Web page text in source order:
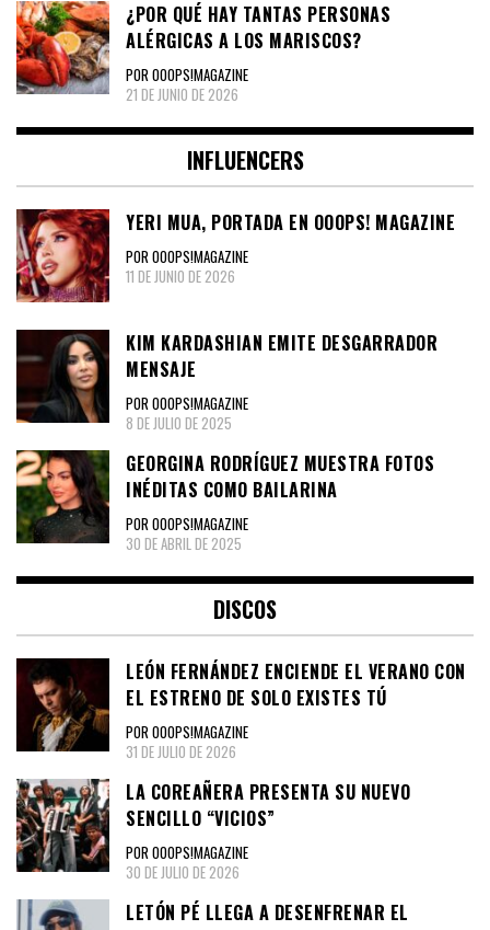
¿POR QUÉ HAY TANTAS PERSONAS
ALÉRGICAS A LOS MARISCOS?
POR OOOPS!MAGAZINE
21 DE JUNIO DE 2026
INFLUENCERS
YERI MUA, PORTADA EN OOOPS! MAGAZINE
POR OOOPS!MAGAZINE
11 DE JUNIO DE 2026
KIM KARDASHIAN EMITE DESGARRADOR
MENSAJE
POR OOOPS!MAGAZINE
8 DE JULIO DE 2025
GEORGINA RODRÍGUEZ MUESTRA FOTOS
INÉDITAS COMO BAILARINA
POR OOOPS!MAGAZINE
30 DE ABRIL DE 2025
DISCOS
LEÓN FERNÁNDEZ ENCIENDE EL VERANO CON
EL ESTRENO DE SOLO EXISTES TÚ
POR OOOPS!MAGAZINE
31 DE JULIO DE 2026
LA COREAÑERA PRESENTA SU NUEVO
SENCILLO “VICIOS”
POR OOOPS!MAGAZINE
30 DE JULIO DE 2026
LETÓN PÉ LLEGA A DESENFRENAR EL